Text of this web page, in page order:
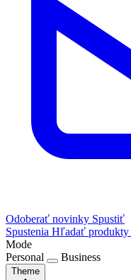
Odoberať novinky Spustiť
Spustenia Hľadať produkty
Mode
Personal
Business
Theme